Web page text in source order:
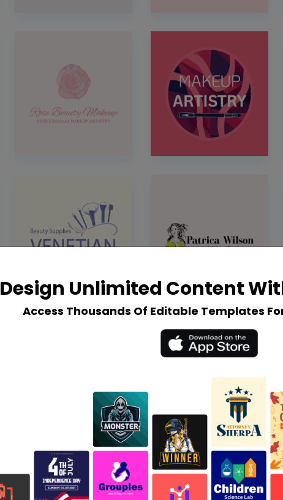
Design Unlimited Content
Access Thousands Of Editable Templates